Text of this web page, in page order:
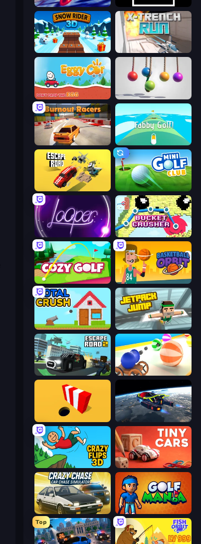
Hyperspace Racers 3 Beam
Snow Rider 3D X Trench Run
Eggy Car Pendulum Master
Burnout Racers Fabby Golf!
Escape Road Mini Golf Club
Looper Bucket Crusher
Cozy Golf Basketball Orbit
Total Crush Jetpack Jump
Escape Road 2 Ball Blaster
Color Hole Flying Wings HoverCraft
Crazy Flips 3D Tiny Cars
Crazy Chase - Car Chase Simulator Golf Mania
Top